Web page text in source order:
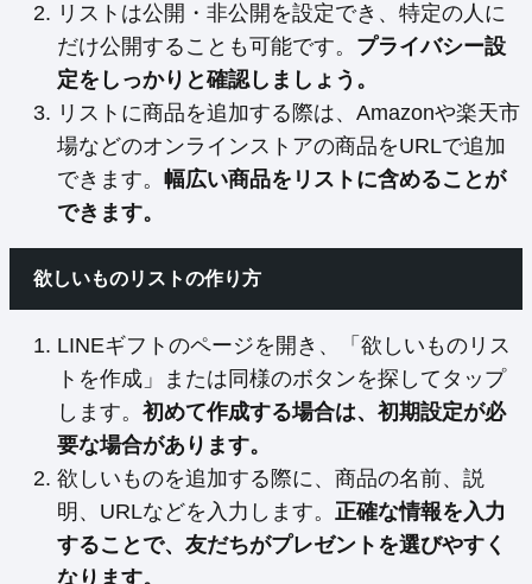
リストは公開・非公開を設定でき、特定の人に
だけ公開することも可能です。 プライバシー設
定をしっかりと確認しましょう。
リストに商品を追加する際は、Amazonや楽天市
場などのオンラインストアの商品をURLで追加
できます。 幅広い商品をリストに含めることが
できます。
欲しいものリストの作り方
LINEギフトのページを開き、「欲しいものリス
トを作成」または同様のボタンを探してタップ
します。 初めて作成する場合は、初期設定が必
要な場合があります。
欲しいものを追加する際に、商品の名前、説
明、URLなどを入力します。 正確な情報を入力
することで、友だちがプレゼントを選びやすく
なります。